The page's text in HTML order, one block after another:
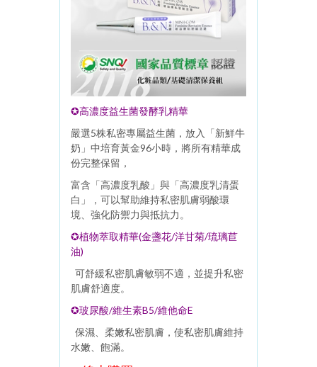
✪高濃度益生菌發酵乳精華
嚴選5株私密專屬益生菌，放入「新鮮牛
奶」中培育黃金96小時，將所有精華成
份完整保留，
富含「高濃度乳酸」與「高濃度乳清蛋
白」，可以幫助維持私密肌膚弱酸環
境、強化防禦力與抵抗力。
✪植物萃取精華(金盞花/洋甘菊/琉璃苣
油)
可舒緩私密肌膚敏弱不適，並提升私密
肌膚舒適度。
✪玻尿酸/維生素B5/維他命E
保濕、柔嫩私密肌膚，使私密肌膚維持
水嫩、飽滿。